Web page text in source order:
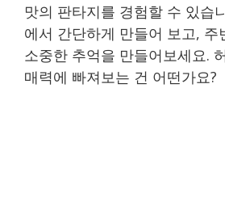
맛의 판타지를 경험할 수 있습
에서 간단하게 만들어 보고, 주
소중한 추억을 만들어보세요.
매력에 빠져보는 건 어떤가요?